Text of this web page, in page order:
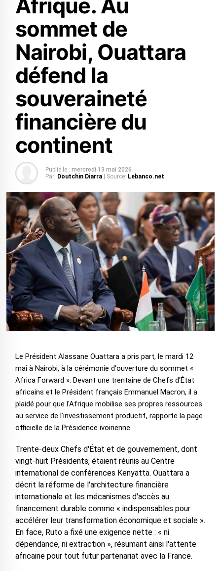
Afrique. Au
sommet de
Nairobi, Ouattara
défend la
souveraineté
financière du
continent
Publié le : mercredi 13 mai 2026
Par: Doutchin Diarra | Source: Lebanco.net
Le Président Alassane Ouattara a pris part, le mardi 12
mai à Nairobi, à la cérémonie d'ouverture du sommet «
Africa Forward ». Devant une trentaine de Chefs d'État
africains et le Président français Emmanuel Macron, il a
plaidé pour que l'Afrique mobilise ses propres ressources
au service de l'investissement productif, rapporte la page
officielle de la Présidence ivoirienne.
Trente-deux Chefs d'État et de gouvernement, dont
vingt-huit Présidents, étaient réunis au Centre
international de conférences Kenyatta. Ouattara a
décrit la réforme de l'architecture financière
internationale et les mécanismes d'accès au
financement durable comme « indispensables pour
accélérer leur transformation économique et sociale ».
En face, Ruto a fixé une exigence nette : « ni
dépendance, ni extraction », résumant ainsi l'attente
africaine pour tout futur partenariat avec la France.